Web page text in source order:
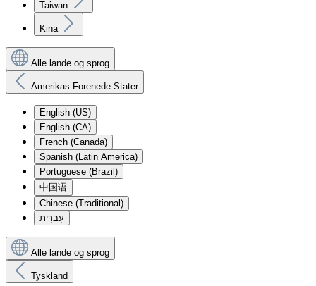
Taiwan
Kina
Alle lande og sprog
Amerikas Forenede Stater
English (US)
English (CA)
French (Canada)
Spanish (Latin America)
Portuguese (Brazil)
中国语
Chinese (Traditional)
עִברִית
Alle lande og sprog
Tyskland